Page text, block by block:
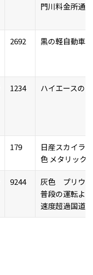
門川料金所通
2692 黒の軽自動車
1234 ハイエースの白
179
日産スカイラ
色 メタリック
9244
灰色 プリウ
普段の運転よ
速度超過国道